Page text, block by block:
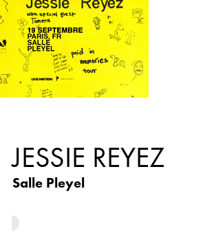
JESSIE REYEZ
Salle Pleyel